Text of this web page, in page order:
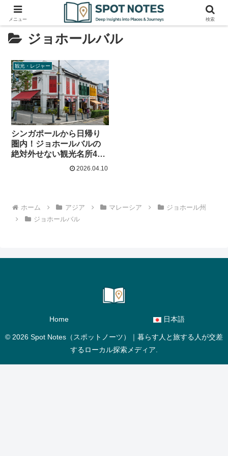
ジョホールバル
観光・レジャー
シンガポールから日帰り
圏内！ジョホールバルの
絶対外せない観光名所4選
と現地のリアルな楽しみ
2026.04.10
ホーム アジア マレーシア
ジョホール州
ジョホールバル
Home 日本語
© 2026 Spot Notes（スポットノーツ）｜暮らす人と旅する人が交差
するローカル探索メディア.
メニュー 検索